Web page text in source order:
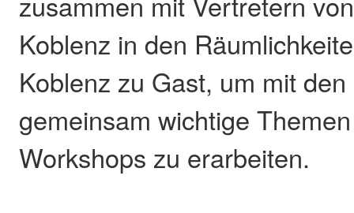
Koblenz in den
Koblenz zu Gast, um mit
gemeinsam wichtige
Workshops zu erarbeiten.